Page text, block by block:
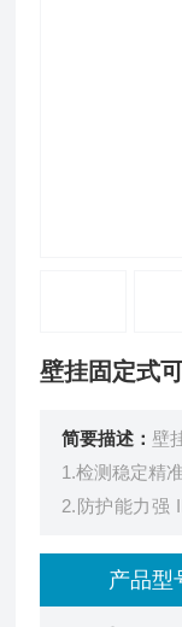
壁挂固定式
简要描述： 壁
1.检测稳定精准
2.防护能力强
3.红外遥控操
人员伤亡
产品型